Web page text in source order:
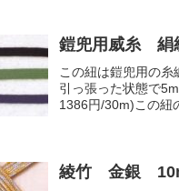
鎧兜用威糸 絹
この紐は鎧兜用の
引っ張った状態で
1386円/30m)この紐
綾竹 金銀